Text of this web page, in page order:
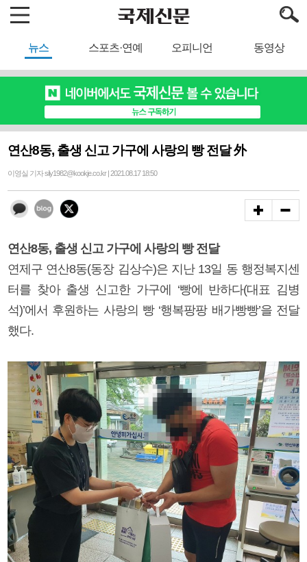
뉴스 스포츠·연예 오피니언 동영상
연산8동, 출생 신고 가구에 사랑의 빵 전달 外
이영실 기자 sily1982@kookje.co.kr | 2021.08.17 18:50
연산8동, 출생 신고 가구에 사랑의 빵 전달
연제구 연산8동(동장 김상수)은 지난 13일 동 행정복지센
터를 찾아 출생 신고한 가구에 ‘빵에 반하다(대표 김병
석)’에서 후원하는 사랑의 빵 ‘행복팡팡 배가빵빵’을 전달
했다.